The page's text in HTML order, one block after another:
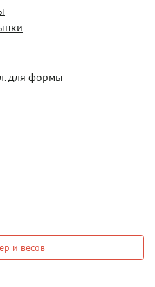
для формы
и весов